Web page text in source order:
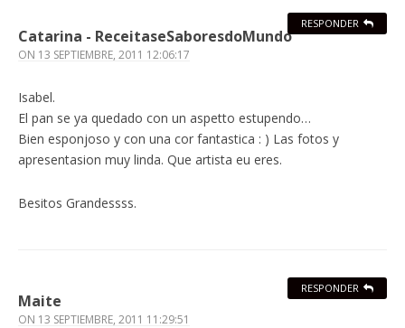
Catarina - ReceitaseSaboresdoMundo
ON 13 SEPTIEMBRE, 2011 12:06:17
Isabel.
El pan se ya quedado con un aspetto estupendo…
Bien esponjoso y con una cor fantastica : ) Las fotos y
apresentasion muy linda. Que artista eu eres.
Besitos Grandessss.
RESPONDER
Maite
ON 13 SEPTIEMBRE, 2011 11:29:51
RESPONDER